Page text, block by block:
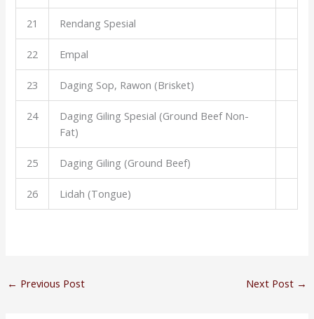
21 Rendang Spesial
22 Empal
23 Daging Sop, Rawon (Brisket)
24
Daging Giling Spesial (Ground Beef Non-
Fat)
25 Daging Giling (Ground Beef)
26 Lidah (Tongue)
← Previous Post Next Post →